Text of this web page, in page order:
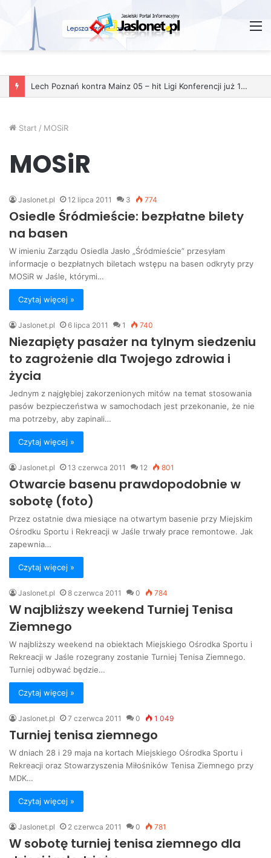
Lech Poznań kontra Mainz 05 – hit Ligi Konferencji już 11 grudnia
Start / MOSiR
MOSiR
Jaslonet.pl 12 lipca 2011 3 774
Osiedle Śródmieście: bezpłatne bilety
na basen
W imieniu Zarządu Osiedla Jasło „Śródmieście” przesyłam
informacje o bezpłatnych biletach wstępu na basen odkryty przy
MOSiR w Jaśle, którymi…
Czytaj więcej »
Jaslonet.pl 6 lipca 2011 1 740
Niezapięty pasażer na tylnym siedzeniu
to zagrożenie dla Twojego zdrowia i
życia
Jednym z najgłębiej zakorzenionych mitów na temat stosowania
pasów bezpieczeństwa w samochodach jest przekonanie, że nie
ma potrzeby, aby zapinali…
Czytaj więcej »
Jaslonet.pl 13 czerwca 2011 12 801
Otwarcie basenu prawdopodobnie w
sobotę (foto)
Przez ostatnie dwa miesiące na otwartym basenie przy Miejskim
Ośrodku Sportu i Rekreacji w Jaśle trwały prace remontowe. Jak
zapewnia…
Czytaj więcej »
Jaslonet.pl 8 czerwca 2011 0 784
W najbliższy weekend Turniej Tenisa
Ziemnego
W najbliższy weekend na obiektach Miejskiego Ośrodka Sportu i
Rekreacji w Jaśle rozegrany zostanie Turniej Tenisa Ziemnego.
Turniej odbywać będzie…
Czytaj więcej »
Jaslonet.pl 7 czerwca 2011 0 1 049
Turniej tenisa ziemnego
W dniach 28 i 29 maja na kortach Miejskiego Ośrodka Sportu i
Rekreacji oraz Stowarzyszenia Miłośników Tenisa Ziemnego przy
MDK…
Czytaj więcej »
Jaslonet.pl 2 czerwca 2011 0 781
W sobotę turniej tenisa ziemnego dla